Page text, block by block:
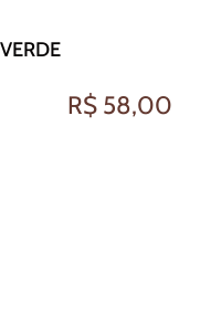
R$ 58,00